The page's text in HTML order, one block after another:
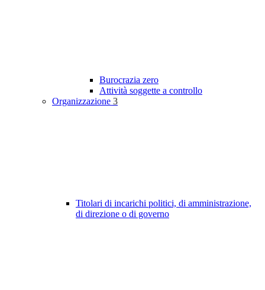
Burocrazia zero
Attività soggette a controllo
Organizzazione 3
Titolari di incarichi politici, di amministrazione,
di direzione o di governo